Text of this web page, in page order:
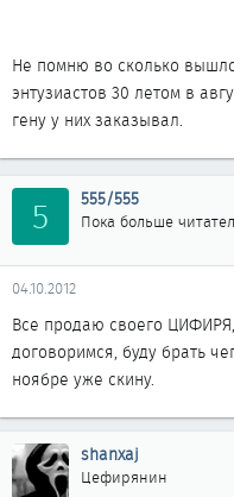
Не помню во сколько
энтузиастов 30 летом в
гену у них заказывал.
5 555/555
Пока больше
04.10.2012
Все продаю своего
договоримся, буду брать
ноябре уже скину.
shanxaj
Цефирянин